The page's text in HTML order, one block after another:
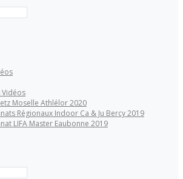
Vidéos
Moselle Athlélor 2020
Régionaux Indoor Ca & Ju Bercy 2019
LIFA Master Eaubonne 2019